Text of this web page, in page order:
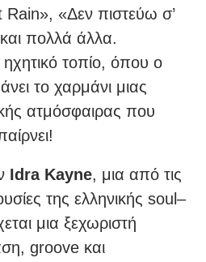
Rain», «Δεν πιστεύω σ’
πολλά άλλα.
ηχητικό τοπίο, όπου ο
το χαρμάνι μιας
ατμόσφαιρας που
Idra Kayne, μια από τις
της ελληνικής soul–
μια ξεχωριστή
groove και